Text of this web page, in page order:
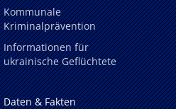
Kommunale
Kriminalprävention
Informationen für
ukrainische Geflüchtete
Daten & Fakten